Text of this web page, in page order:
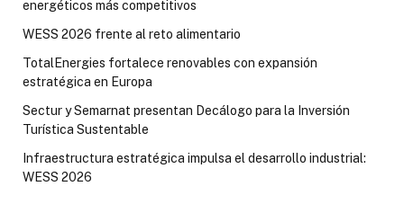
energéticos más competitivos
WESS 2026 frente al reto alimentario
TotalEnergies fortalece renovables con expansión
estratégica en Europa
Sectur y Semarnat presentan Decálogo para la Inversión
Turística Sustentable
Infraestructura estratégica impulsa el desarrollo industrial:
WESS 2026